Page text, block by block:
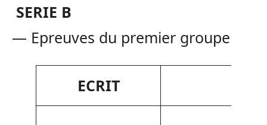
SERIE B
— Epreuves du premier groupe
ECRIT